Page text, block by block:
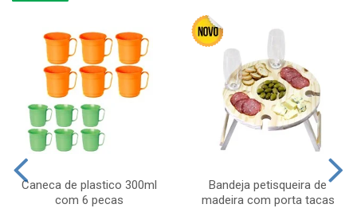
Caneca de plastico 300ml
com 6 pecas
Bandeja petisqueira de
madeira com porta tacas